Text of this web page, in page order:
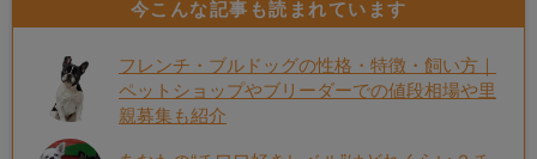
今こんな記事も読まれています
フレンチ・ブルドッグの性格・特徴・飼い方｜
ペットショップやブリーダーでの値段相場や里
親募集も紹介